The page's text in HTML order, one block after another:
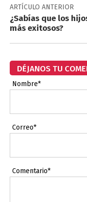
ARTÍCULO ANTERIOR
¿Sabías que los
más exitosos?
DÉJANOS TU
Nombre*
Correo*
Comentario*